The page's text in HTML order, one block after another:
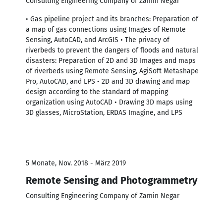
• Gas pipeline project and its branches: Preparation of
a map of gas connections using Images of Remote
Sensing, AutoCAD, and ArcGIS • The privacy of
riverbeds to prevent the dangers of floods and natural
disasters: Preparation of 2D and 3D Images and maps
of riverbeds using Remote Sensing, AgiSoft Metashape
Pro, AutoCAD, and LPS • 2D and 3D drawing and map
design according to the standard of mapping
organization using AutoCAD • Drawing 3D maps using
3D glasses, MicroStation, ERDAS Imagine, and LPS
5 Monate, Nov. 2018 - März 2019
Remote Sensing and Photogrammetry
Consulting Engineering Company of Zamin Negar